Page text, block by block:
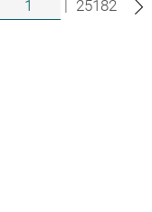
| 25182